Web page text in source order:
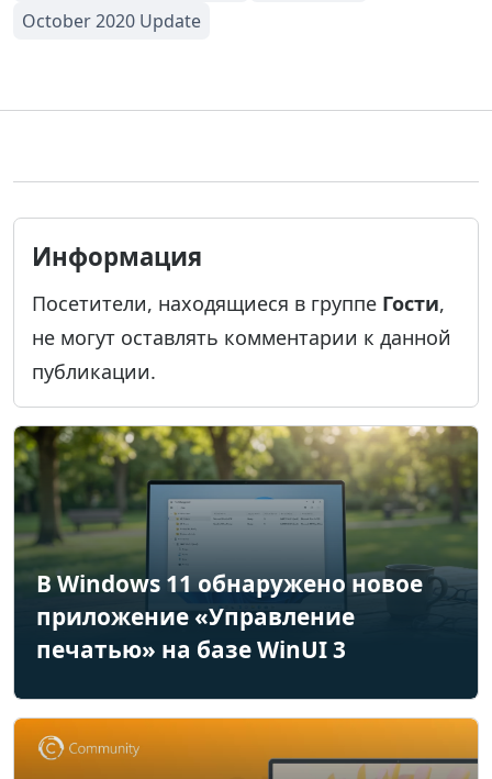
Информация
Посетители, находящиеся в группе Гости,
не могут оставлять комментарии к данной
публикации.
В Windows 11 обнаружено новое
приложение «Управление
печатью» на базе WinUI 3